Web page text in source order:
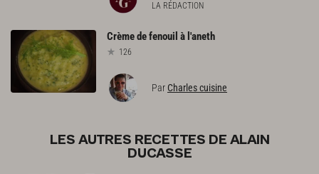
LA RÉDACTION
Crèmedefenouil à l'aneth
126
Par Charles cuisine
LES AUTRES RECETTES DE ALAIN
DUCASSE